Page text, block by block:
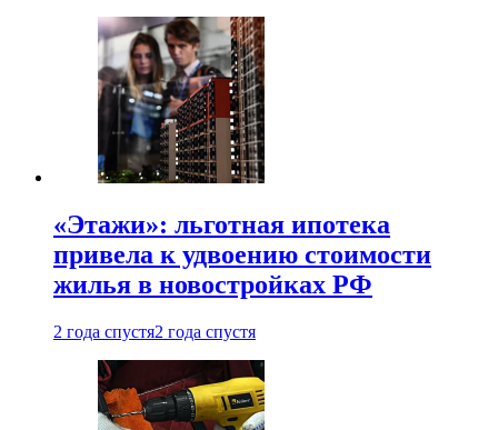
«Этажи»: льготная ипотека
привела к удвоению стоимости
жилья в новостройках РФ
2 года спустя2 года спустя